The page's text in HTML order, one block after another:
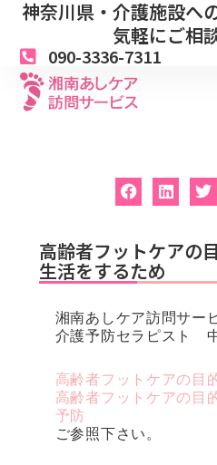
神奈川県・介護施設へ
気軽にご相
090-3336-7311
高齢者フットケア
生活をするため
湘南あしケア訪問サー
介護予防セラピスト 中
高齢者フットケアの目
高齢者フットケアの目
予防
ご参照下さい。